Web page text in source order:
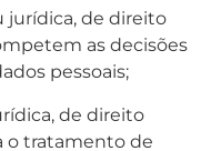
jurídica, de direito
as decisões
pessoais;
de direito
o tratamento de